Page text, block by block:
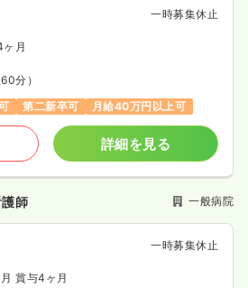
一時募集休止
月
分）
第二新卒可 月給40万円以上可
詳細を見る
師 一般病院
一時募集休止
賞与4ヶ月